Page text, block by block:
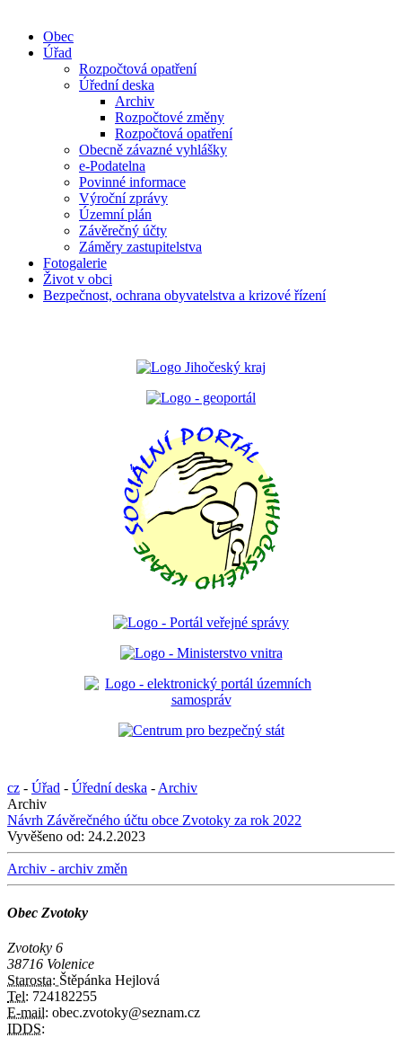
Obec
Úřad
Rozpočtová opatření
Úřední deska
Archiv
Rozpočtové změny
Rozpočtová opatření
Obecně závazné vyhlášky
e-Podatelna
Povinné informace
Výroční zprávy
Územní plán
Závěrečný účty
Záměry zastupitelstva
Fotogalerie
Život v obci
Bezpečnost, ochrana obyvatelstva a krizové řízení
cz - Úřad - Úřední deska - Archiv
Archiv
Návrh Závěrečného účtu obce Zvotoky za rok 2022
Vyvěšeno od: 24.2.2023
Archiv - archiv změn
Obec Zvotoky
Zvotoky 6
38716 Volenice
Starosta: Štěpánka Hejlová
Tel: 724182255
E-mail: obec.zvotoky@seznam.cz
IDDS: